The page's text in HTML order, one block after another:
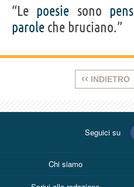
“Le poesie sono
parole che bruciano.”
‹‹ INDIETRO
Seguici su
Chi siamo